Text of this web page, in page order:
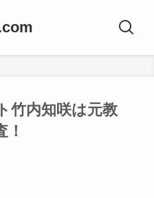
竹内知咲は元教